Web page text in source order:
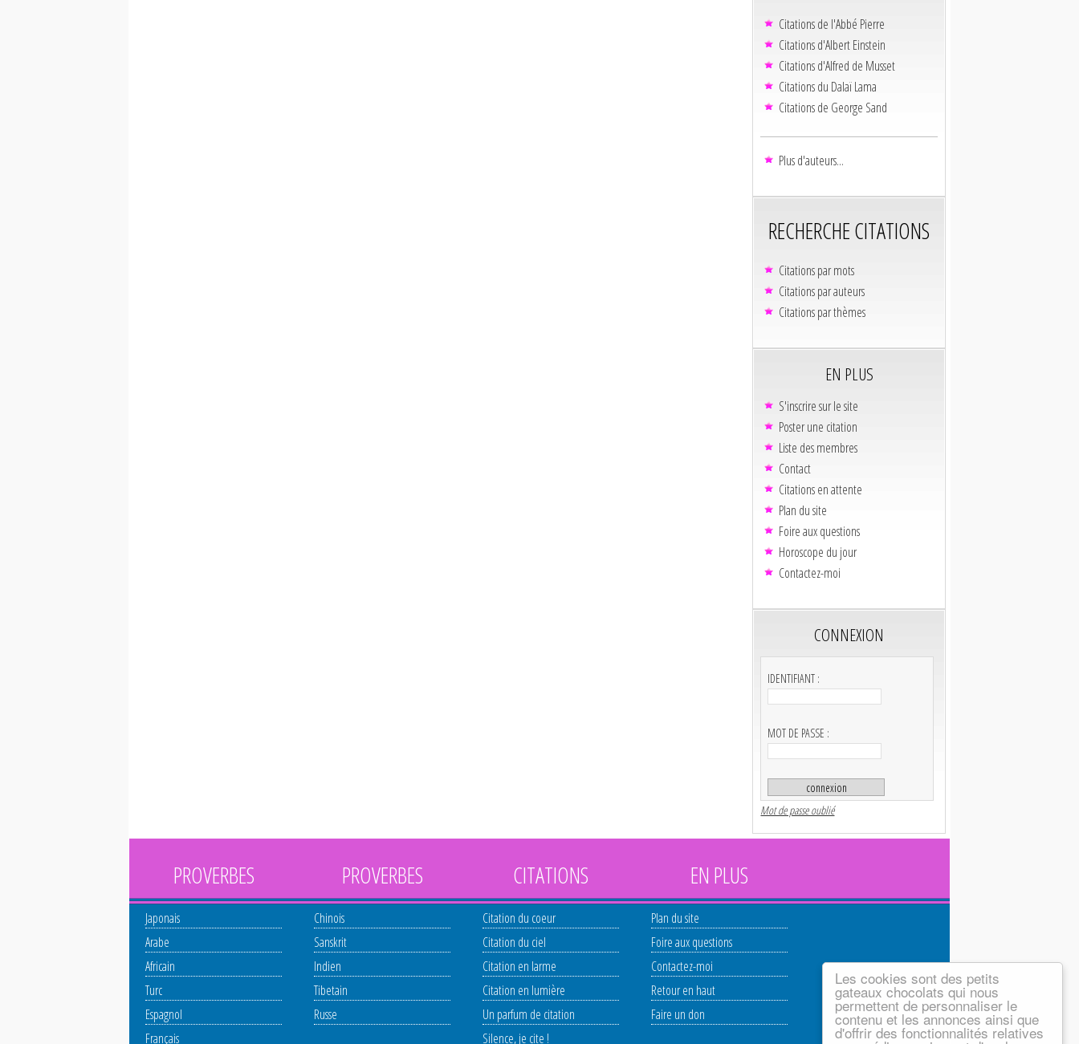
Les cookies sont des petits
gateaux chocolats qui nous
permettent de personnaliser le
contenu et les annonces ainsi que
d'offrir des fonctionnalités relatives
Citations de l'Abbé Pierre
Citations d'Albert Einstein
Citations d'Alfred de Musset
Citations du Dalaï Lama
Citations de George Sand
Plus d'auteurs...
RECHERCHE CITATIONS
Citations par mots
Citations par auteurs
Citations par thèmes
EN PLUS
S'inscrire sur le site
Poster une citation
Liste des membres
Contact
Citations en attente
Plan du site
Foire aux questions
Horoscope du jour
Contactez-moi
CONNEXION
IDENTIFIANT :
MOT DE PASSE :
Mot de passe oublié
PROVERBES
Japonais
Arabe
Africain
Turc
Espagnol
Français
PROVERBES
Chinois
Sanskrit
Indien
Tibetain
Russe
CITATIONS
Citation du coeur
Citation du ciel
Citation en larme
Citation en lumière
Un parfum de citation
Silence, je cite !
EN PLUS
Plan du site
Foire aux questions
Contactez-moi
Retour en haut
Faire un don